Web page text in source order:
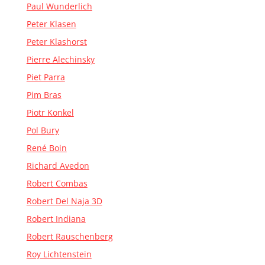
Paul Wunderlich
Peter Klasen
Peter Klashorst
Pierre Alechinsky
Piet Parra
Pim Bras
Piotr Konkel
Pol Bury
René Boin
Richard Avedon
Robert Combas
Robert Del Naja 3D
Robert Indiana
Robert Rauschenberg
Roy Lichtenstein